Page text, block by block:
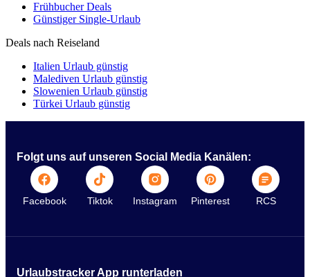
Frühbucher Deals
Günstiger Single-Urlaub
Deals nach Reiseland
Italien Urlaub günstig
Malediven Urlaub günstig
Slowenien Urlaub günstig
Türkei Urlaub günstig